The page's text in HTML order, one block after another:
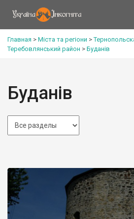
Главная > Міста та регіони >
Теребовлянський район > Буданів
Буданів